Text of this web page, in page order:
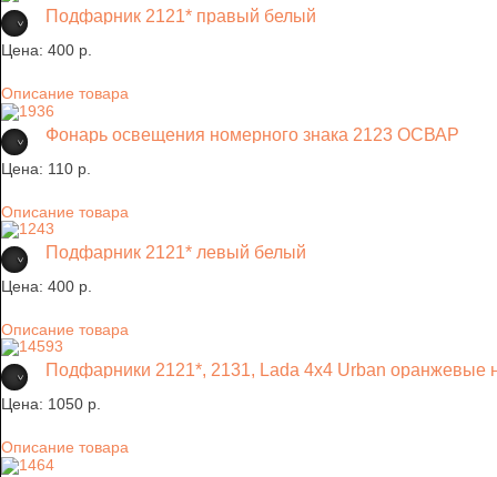
Подфарник 2121* правый белый
Цена: 400 p.
Описание товара
Фонарь освещения номерного знака 2123 ОСВАР
Цена: 110 p.
Описание товара
Подфарник 2121* левый белый
Цена: 400 p.
Описание товара
Подфарники 2121*, 2131, Lada 4х4 Urban оранжевые
Цена: 1050 p.
Описание товара